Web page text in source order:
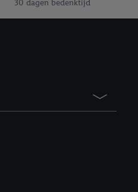
30 dagen bedenktijd